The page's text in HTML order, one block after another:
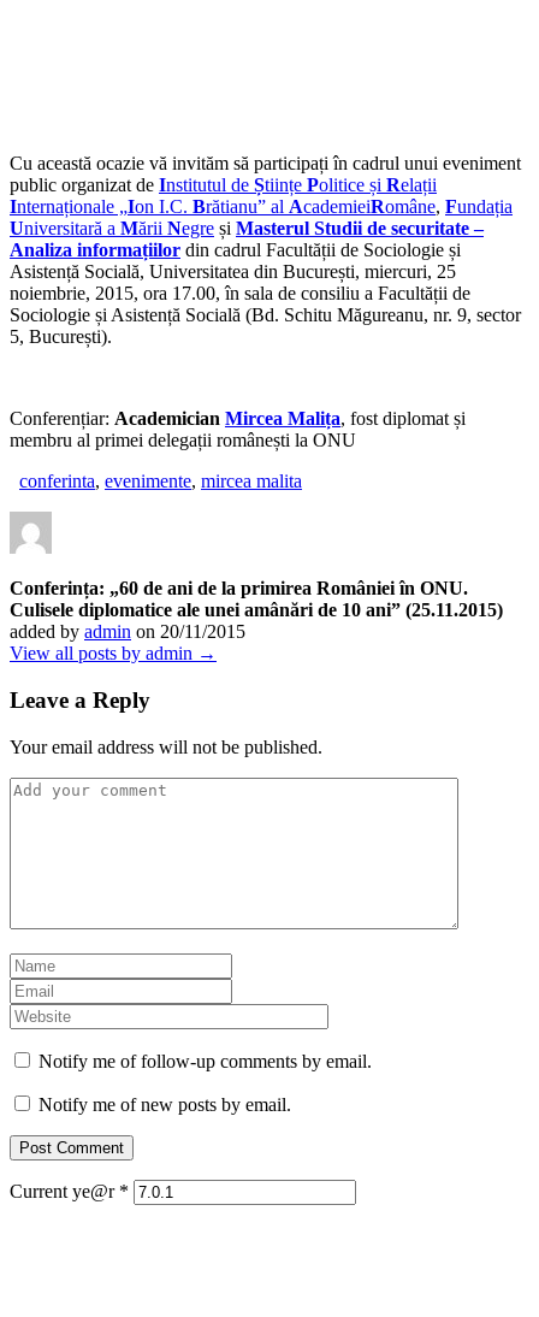
Cu această ocazie vă invităm să participați în cadrul unui eveniment
public organizat de Institutul de Științe Politice și Relații
Internaționale „Ion I.C. Brătianu” al AcademieiRomâne, Fundația
Universitară a Mării Negre și Masterul Studii de securitate –
Analiza informațiilor din cadrul Facultății de Sociologie și
Asistență Socială, Universitatea din București, miercuri, 25
noiembrie, 2015, ora 17.00, în sala de consiliu a Facultății de
Sociologie și Asistență Socială (Bd. Schitu Măgureanu, nr. 9, sector
5, București).
Conferențiar: Academician Mircea Malița, fost diplomat și
membru al primei delegații românești la ONU
conferinta, evenimente, mircea malita
Conferința: „60 de ani de la primirea României în ONU.
Culisele diplomatice ale unei amânări de 10 ani” (25.11.2015)
added by admin on 20/11/2015
View all posts by admin →
Leave a Reply
Your email address will not be published.
Notify me of follow-up comments by email.
Notify me of new posts by email.
Current ye@r *